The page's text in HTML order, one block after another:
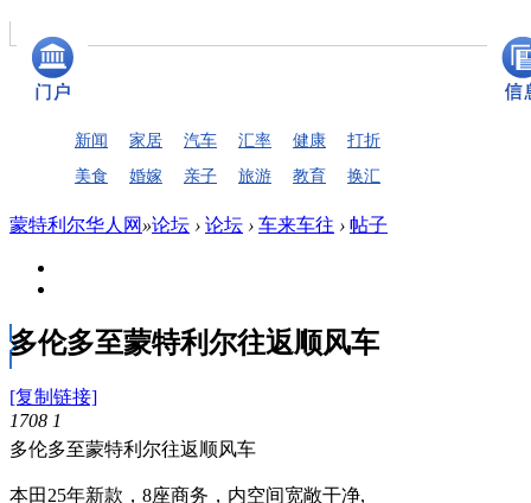
新闻 家居 汽车 汇率 健康
打折
美食
婚嫁 亲子 旅游 教育 换汇
蒙特利尔华人网 »论坛 › 论坛 › 车来车往 › 帖子
多伦多至蒙特利尔往返顺风车
[复制链接]
1708 1
多伦多至蒙特利尔往返顺风车
本田25年新款，8座商务，内空间宽敞干净,